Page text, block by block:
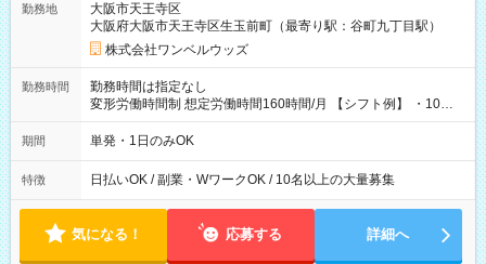
勤務地
大阪市天王寺区
大阪府大阪市天王寺区生玉前町（最寄り駅：谷町九丁目駅）
株式会社ワンベルウッズ
勤務時間
勤務時間は指定なし
変形労働時間制 想定労働時間160時間/月 【シフト例】 ・10：
00～20：00
期間 単発・1日のみOK
特徴 日払いOK / 副業・WワークOK / 10名以上の大量募集
気になる！ 応募する 詳細へ